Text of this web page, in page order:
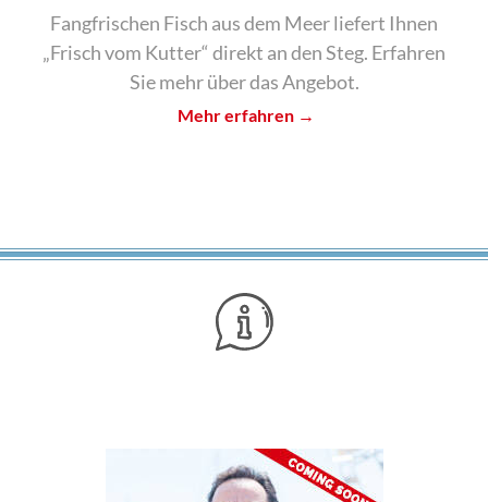
Fangfrischen Fisch aus dem Meer liefert Ihnen
„Frisch vom Kutter“ direkt an den Steg. Erfahren
Sie mehr über das Angebot.
Mehr erfahren →